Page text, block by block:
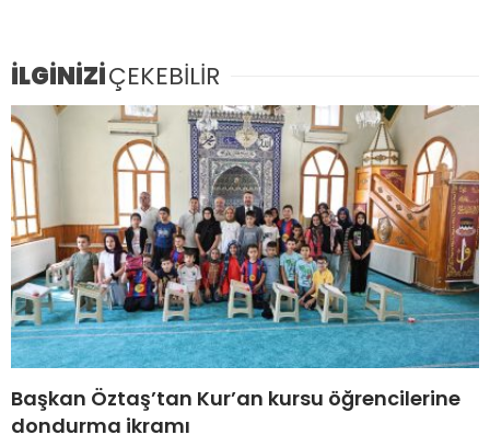
İLGİNİZİÇEKEBİLİR
Başkan Öztaş’tan Kur’an kursu öğrencilerine
dondurma ikramı